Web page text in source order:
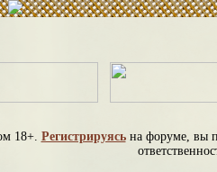
18+. Регистрируясьна форуме, вы